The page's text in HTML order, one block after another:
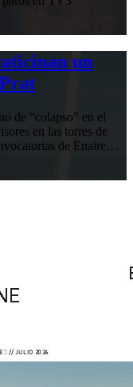
un
de “colapso” en el
en las torres de
de Enaire…